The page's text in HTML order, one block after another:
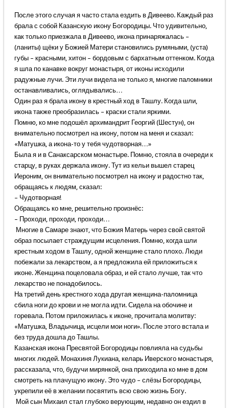
После этого случая я часто стала ездить в Дивеево. Каждый раз
брала с собой Казанскую икону Богородицы. Что удивительно,
как только приезжала в Дивеево, икона принаряжалась –
(ланиты) щёки у Божией Матери становились румяными, (уста)
губы – красными, хитон – бордовым с бархатным оттенком. Когда
я шла по канавке вокруг монастыря, от иконы исходили
радужные лучи. Эти лучи видела не только я, многие паломники
останавливались, оглядывались…
Один раз я брала икону в крестный ход в Ташлу. Когда шли,
икона также преобразилась – краски стали яркими.
Помню, ко мне подошёл архимандрит Георгий (Шестун), он
внимательно посмотрел на икону, потом на меня и сказал:
«Матушка, а икона-то у тебя чудотворная…»
Была я и в Санаксарском монастыре. Помню, стояла в очереди к
старцу, в руках держала икону. Тут из кельи вышел старец
Иероним, он внимательно посмотрел на икону и радостно так,
обращаясь к людям, сказал:
– Чудотворная!
Обращаясь ко мне, решительно произнёс:
– Проходи, проходи, проходи…
Многие в Самаре знают, что Божия Матерь через свой святой
образ посылает страждущим исцеления. Помню, когда шли
крестным ходом в Ташлу, одной женщине стало плохо. Люди
побежали за лекарством, а я предложила ей приложиться к
иконе. Женщина поцеловала образ, и ей стало лучше, так что
лекарство не понадобилось.
На третий день крестного хода другая женщина-паломница
сбила ноги до крови и не могла идти. Сидела на обочине и
горевала. Потом приложилась к иконе, прочитала молитву:
«Матушка, Владычица, исцели мои ноги». После этого встала и
без труда дошла до Ташлы.
Казанская икона Пресвятой Богородицы повлияла на судьбы
многих людей. Монахиня Лукиана, келарь Иверского монастыря,
рассказала, что, будучи мирянкой, она приходила ко мне в дом
смотреть на плачущую икону. Это чудо – слёзы Богородицы,
укрепили её в желании посвятить всю свою жизнь Богу.
Мой сын Михаил стал глубоко верующим, недавно он ездил в